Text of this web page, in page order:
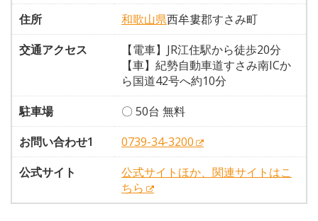
住所
和歌山県西牟婁郡すさみ町
交通アクセス
【電車】JR江住駅から徒歩20分
【車】紀勢自動車道すさみ南ICか
ら国道42号へ約10分
駐車場
〇 50台 無料
お問い合わせ1
0739-34-3200
公式サイト
公式サイトほか、関連サイトはこ
ちら